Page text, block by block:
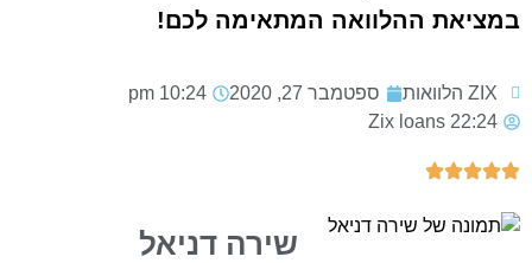
במציאת ההלוואה המתאימה לכם!
ZIX הלוואות ספטמבר 27, 2020
10:24 pm
22:24
שירה דניאל